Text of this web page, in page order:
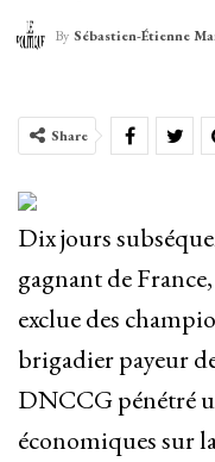
By Sébastien-Étienne
Share
Dix jours
gagnant de
exclue des
brigadier payeur
DNCCG pénétré
économiques sur